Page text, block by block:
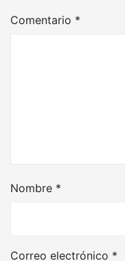
Comentario *
Nombre *
Correo electrónico *